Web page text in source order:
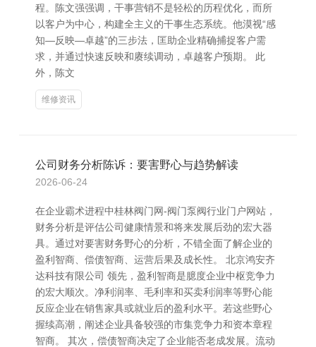
程。陈文强强调，干事营销不是轻松的历程优化，而所
以客户为中心，构建全主义的干事生态系统。他漠视“感
知—反映—卓越”的三步法，匡助企业精确捕捉客户需
求，并通过快速反映和赓续调动，卓越客户预期。 此
外，陈文
维修资讯
公司财务分析陈诉：要害野心与趋势解读
2026-06-24
在企业霸术进程中桂林阀门网-阀门泵阀行业门户网站，
财务分析是评估公司健康情景和将来发展后劲的宏大器
具。通过对要害财务野心的分析，不错全面了解企业的
盈利智商、偿债智商、运营后果及成长性。 北京鸿安齐
达科技有限公司 领先，盈利智商是臆度企业中枢竞争力
的宏大顺次。净利润率、毛利率和买卖利润率等野心能
反应企业在销售家具或就业后的盈利水平。若这些野心
握续高潮，阐述企业具备较强的市集竞争力和资本章程
智商。 其次，偿债智商决定了企业能否老成发展。流动